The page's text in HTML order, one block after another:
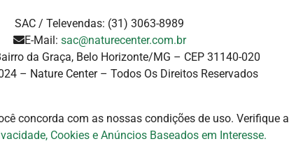
SAC / Televendas: (31) 3063-8989
E-Mail: sac@naturecenter.com.br
da Graça, Belo Horizonte/MG – CEP 31140-020
– Nature Center – Todos Os Direitos Reservados
concorda com as nossas condições de uso. Verifique a
Cookies e Anúncios Baseados em Interesse.